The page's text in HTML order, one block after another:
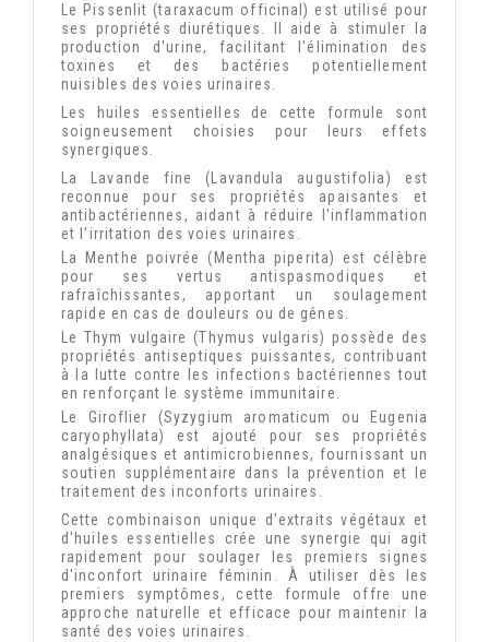
Le Pissenlit (taraxacum officinal) est utilisé pour
ses propriétés diurétiques. Il aide à stimuler la
production d'urine, facilitant l'élimination des
toxines et des bactéries potentiellement
nuisibles des voies urinaires.
Les huiles essentielles de cette formule sont
soigneusement choisies pour leurs effets
synergiques.
La Lavande fine (Lavandula augustifolia) est
reconnue pour ses propriétés apaisantes et
antibactériennes, aidant à réduire l'inflammation
et l'irritation des voies urinaires.
La Menthe poivrée (Mentha piperita) est célèbre
pour ses vertus antispasmodiques et
rafraîchissantes, apportant un soulagement
rapide en cas de douleurs ou de gênes.
Le Thym vulgaire (Thymus vulgaris) possède des
propriétés antiseptiques puissantes, contribuant
à la lutte contre les infections bactériennes tout
en renforçant le système immunitaire.
Le Giroflier (Syzygium aromaticum ou Eugenia
caryophyllata) est ajouté pour ses propriétés
analgésiques et antimicrobiennes, fournissant un
soutien supplémentaire dans la prévention et le
traitement des inconforts urinaires.
Cette combinaison unique d'extraits végétaux et
d'huiles essentielles crée une synergie qui agit
rapidement pour soulager les premiers signes
d'inconfort urinaire féminin. À utiliser dès les
premiers symptômes, cette formule offre une
approche naturelle et efficace pour maintenir la
santé des voies urinaires.